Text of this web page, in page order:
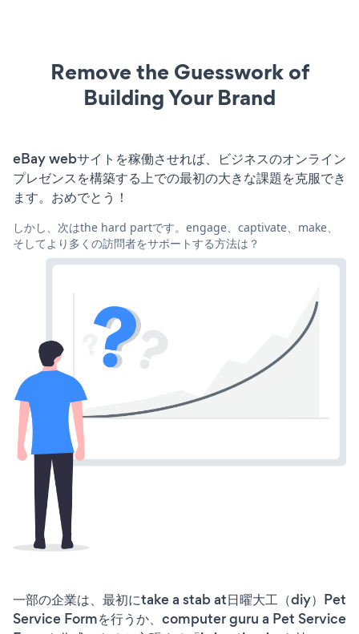
Remove the Guesswork of
Building Your Brand
eBay webサイトを稼働させれば、ビジネスのオンライン
プレゼンスを構築する上での最初の大きな課題を克服でき
ます。おめでとう！
しかし、次はthe hard partです。engage、captivate、make、
そしてより多くの訪問者をサポートする方法は？
一部の企業は、最初にtake a stab at日曜大工（diy）Pet
Service Formを行うか、computer guru a Pet Service